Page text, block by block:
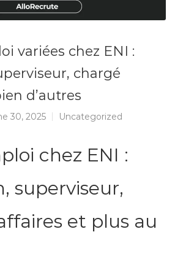
variées chez ENI :
chargé
d’autres
30, 2025 Uncategorized
chez ENI :
superviseur,
et plus au